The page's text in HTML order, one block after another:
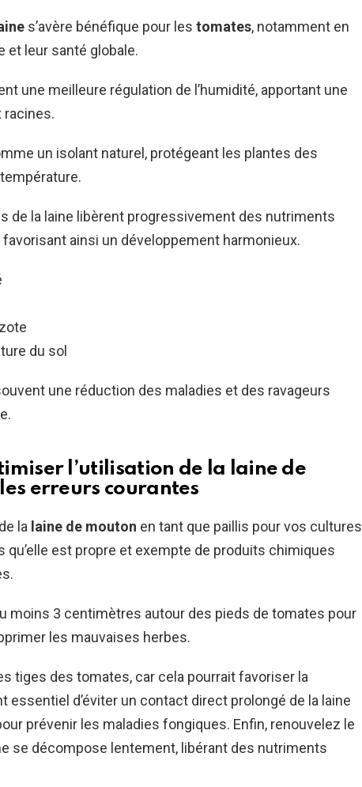
s’avère bénéfique pour les tomates, notamment en
et leur santé globale.
une meilleure régulation de l’humidité, apportant une
racines.
un isolant naturel, protégeant les plantes des
de la laine libèrent progressivement des nutriments
favorisant ainsi un développement harmonieux.
du sol
une réduction des maladies et des ravageurs
l’utilisation de la laine de
erreurs courantes
la laine de mouton en tant que paillis pour vos cultures
qu’elle est propre et exempte de produits chimiques
moins 3 centimètres autour des pieds de tomates pour
les mauvaises herbes.
tiges des tomates, car cela pourrait favoriser la
essentiel d’éviter un contact direct prolongé de la laine
prévenir les maladies fongiques. Enfin, renouvelez le
se décompose lentement, libérant des nutriments